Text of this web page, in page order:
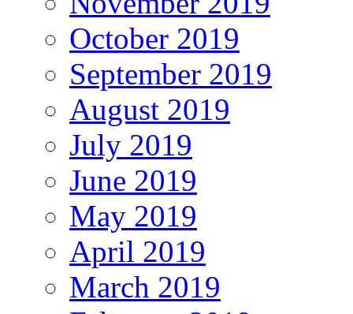
October 2019
September 2019
August 2019
July 2019
June 2019
May 2019
April 2019
March 2019